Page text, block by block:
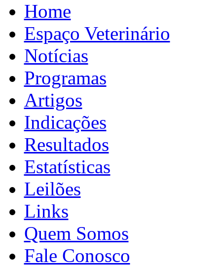
Home
Espaço Veterinário
Notícias
Programas
Artigos
Indicações
Resultados
Estatísticas
Leilões
Links
Quem Somos
Fale Conosco